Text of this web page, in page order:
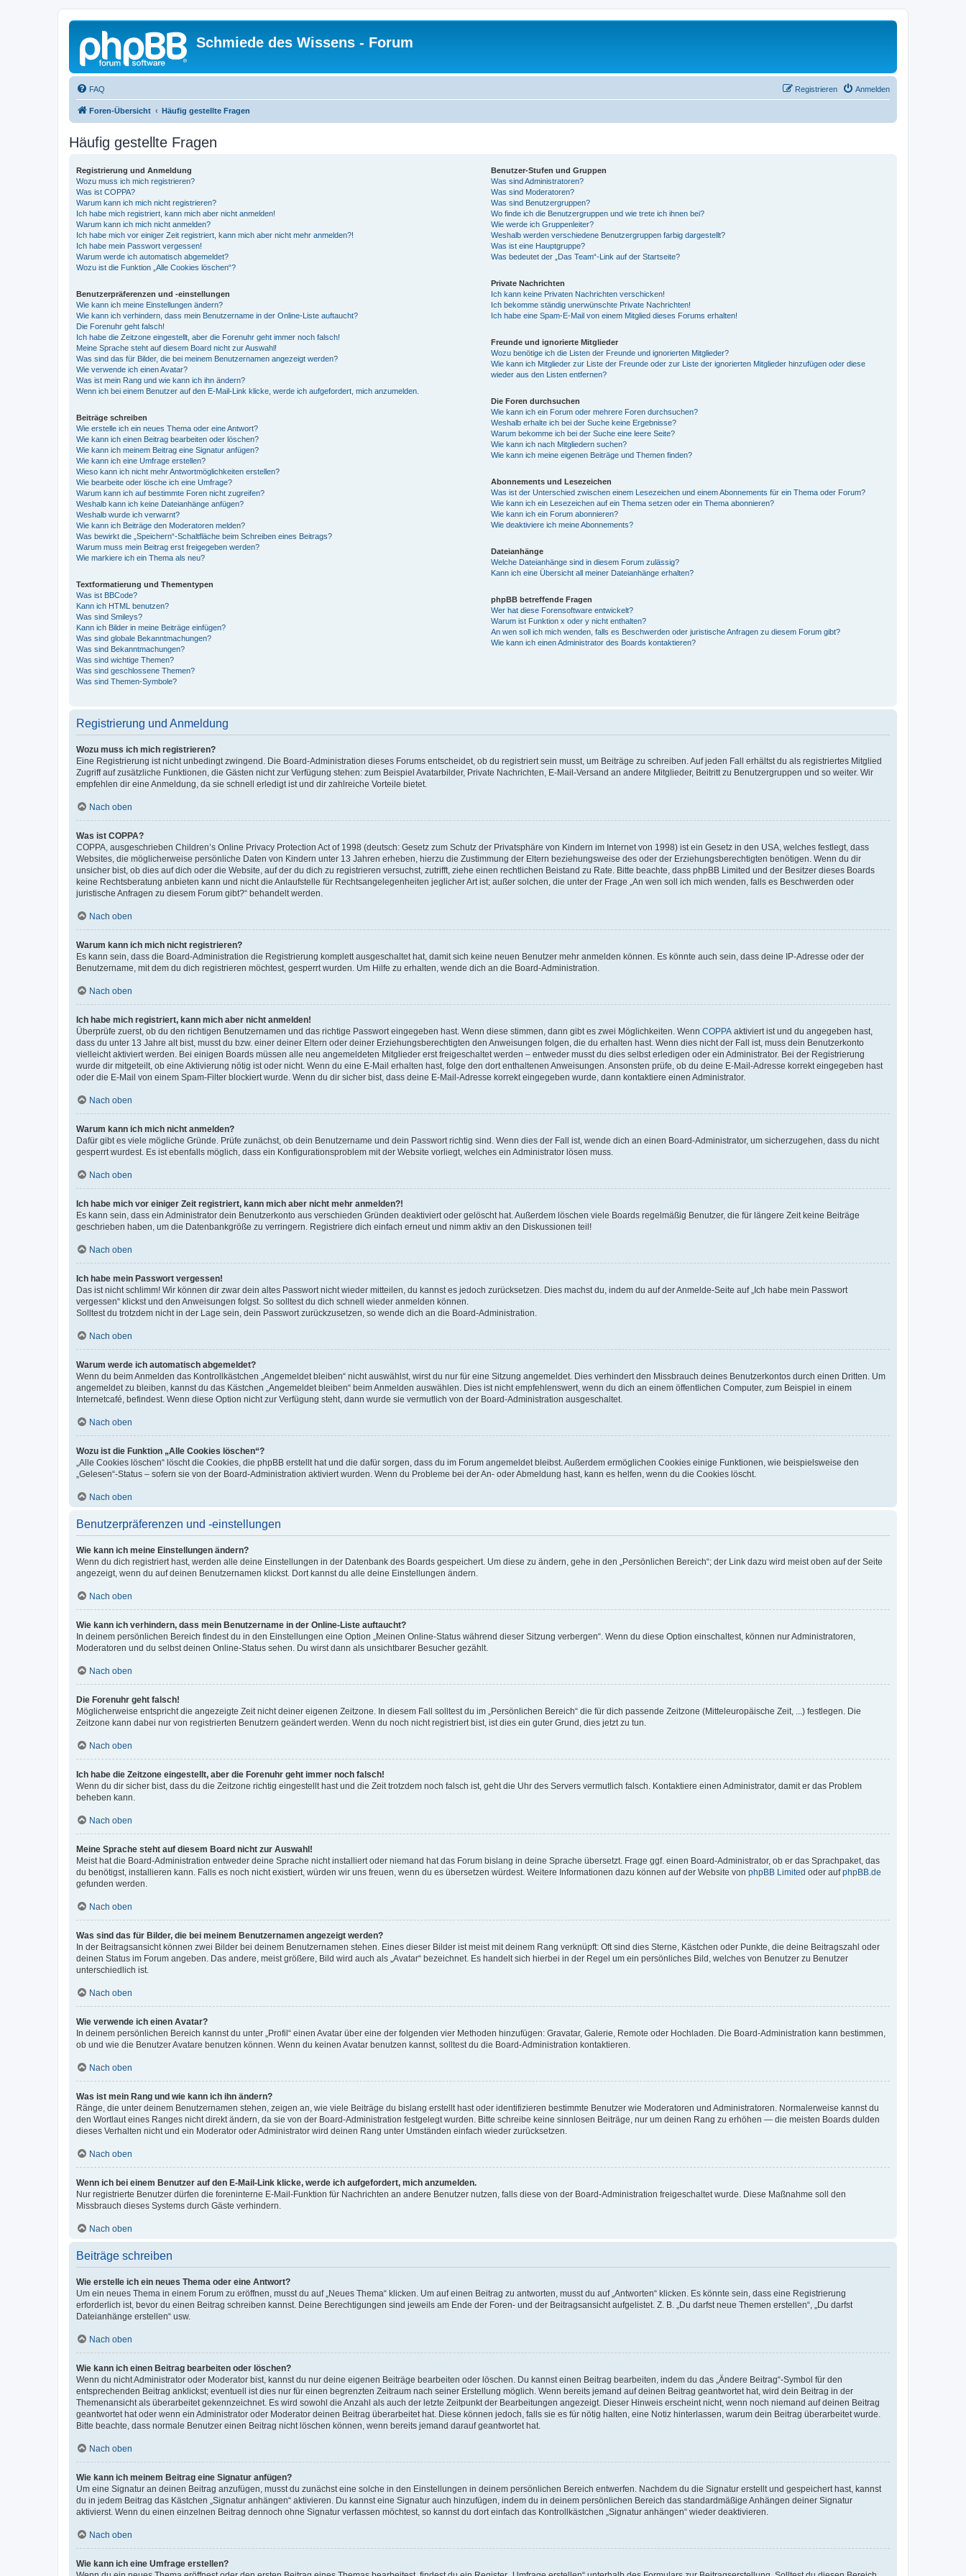
Schmiede des Wissens - Forum
FAQ Anmelden
Registrieren
Foren-Übersicht Häufig gestellte Fragen
Häufig gestellte Fragen
Registrierung und Anmeldung
Wozu muss ich mich registrieren?
Was ist COPPA?
Warum kann ich mich nicht registrieren?
Ich habe mich registriert, kann mich aber nicht anmelden!
Warum kann ich mich nicht anmelden?
Ich habe mich vor einiger Zeit registriert, kann mich aber nicht mehr anmelden?!
Ich habe mein Passwort vergessen!
Warum werde ich automatisch abgemeldet?
Wozu ist die Funktion „Alle Cookies löschen“?
Benutzerpräferenzen und -einstellungen
Wie kann ich meine Einstellungen ändern?
Wie kann ich verhindern, dass mein Benutzername in der Online-Liste auftaucht?
Die Forenuhr geht falsch!
Ich habe die Zeitzone eingestellt, aber die Forenuhr geht immer noch falsch!
Meine Sprache steht auf diesem Board nicht zur Auswahl!
Was sind das für Bilder, die bei meinem Benutzernamen angezeigt werden?
Wie verwende ich einen Avatar?
Was ist mein Rang und wie kann ich ihn ändern?
Wenn ich bei einem Benutzer auf den E-Mail-Link klicke, werde ich aufgefordert, mich anzumelden.
Beiträge schreiben
Wie erstelle ich ein neues Thema oder eine Antwort?
Wie kann ich einen Beitrag bearbeiten oder löschen?
Wie kann ich meinem Beitrag eine Signatur anfügen?
Wie kann ich eine Umfrage erstellen?
Wieso kann ich nicht mehr Antwortmöglichkeiten erstellen?
Wie bearbeite oder lösche ich eine Umfrage?
Warum kann ich auf bestimmte Foren nicht zugreifen?
Weshalb kann ich keine Dateianhänge anfügen?
Weshalb wurde ich verwarnt?
Wie kann ich Beiträge den Moderatoren melden?
Was bewirkt die „Speichern“-Schaltfläche beim Schreiben eines Beitrags?
Warum muss mein Beitrag erst freigegeben werden?
Wie markiere ich ein Thema als neu?
Textformatierung und Thementypen
Was ist BBCode?
Kann ich HTML benutzen?
Was sind Smileys?
Kann ich Bilder in meine Beiträge einfügen?
Was sind globale Bekanntmachungen?
Was sind Bekanntmachungen?
Was sind wichtige Themen?
Was sind geschlossene Themen?
Was sind Themen-Symbole?
Benutzer-Stufen und Gruppen
Was sind Administratoren?
Was sind Moderatoren?
Was sind Benutzergruppen?
Wo finde ich die Benutzergruppen und wie trete ich ihnen bei?
Wie werde ich Gruppenleiter?
Weshalb werden verschiedene Benutzergruppen farbig dargestellt?
Was ist eine Hauptgruppe?
Was bedeutet der „Das Team“-Link auf der Startseite?
Private Nachrichten
Ich kann keine Privaten Nachrichten verschicken!
Ich bekomme ständig unerwünschte Private Nachrichten!
Ich habe eine Spam-E-Mail von einem Mitglied dieses Forums erhalten!
Freunde und ignorierte Mitglieder
Wozu benötige ich die Listen der Freunde und ignorierten Mitglieder?
Wie kann ich Mitglieder zur Liste der Freunde oder zur Liste der ignorierten Mitglieder hinzufügen oder diese
wieder aus den Listen entfernen?
Die Foren durchsuchen
Wie kann ich ein Forum oder mehrere Foren durchsuchen?
Weshalb erhalte ich bei der Suche keine Ergebnisse?
Warum bekomme ich bei der Suche eine leere Seite?
Wie kann ich nach Mitgliedern suchen?
Wie kann ich meine eigenen Beiträge und Themen finden?
Abonnements und Lesezeichen
Was ist der Unterschied zwischen einem Lesezeichen und einem Abonnements für ein Thema oder Forum?
Wie kann ich ein Lesezeichen auf ein Thema setzen oder ein Thema abonnieren?
Wie kann ich ein Forum abonnieren?
Wie deaktiviere ich meine Abonnements?
Dateianhänge
Welche Dateianhänge sind in diesem Forum zulässig?
Kann ich eine Übersicht all meiner Dateianhänge erhalten?
phpBB betreffende Fragen
Wer hat diese Forensoftware entwickelt?
Warum ist Funktion x oder y nicht enthalten?
An wen soll ich mich wenden, falls es Beschwerden oder juristische Anfragen zu diesem Forum gibt?
Wie kann ich einen Administrator des Boards kontaktieren?
Registrierung und Anmeldung
Wozu muss ich mich registrieren?
Eine Registrierung ist nicht unbedingt zwingend. Die Board-Administration dieses Forums entscheidet, ob du registriert sein musst, um Beiträge zu schreiben. Auf jeden Fall erhältst du als registriertes Mitglied
Zugriff auf zusätzliche Funktionen, die Gästen nicht zur Verfügung stehen: zum Beispiel Avatarbilder, Private Nachrichten, E-Mail-Versand an andere Mitglieder, Beitritt zu Benutzergruppen und so weiter. Wir
empfehlen dir eine Anmeldung, da sie schnell erledigt ist und dir zahlreiche Vorteile bietet.
Nach oben
Was ist COPPA?
COPPA, ausgeschrieben Children’s Online Privacy Protection Act of 1998 (deutsch: Gesetz zum Schutz der Privatsphäre von Kindern im Internet von 1998) ist ein Gesetz in den USA, welches festlegt, dass
Websites, die möglicherweise persönliche Daten von Kindern unter 13 Jahren erheben, hierzu die Zustimmung der Eltern beziehungsweise des oder der Erziehungsberechtigten benötigen. Wenn du dir
unsicher bist, ob dies auf dich oder die Website, auf der du dich zu registrieren versuchst, zutrifft, ziehe einen rechtlichen Beistand zu Rate. Bitte beachte, dass phpBB Limited und der Besitzer dieses Boards
keine Rechtsberatung anbieten kann und nicht die Anlaufstelle für Rechtsangelegenheiten jeglicher Art ist; außer solchen, die unter der Frage „An wen soll ich mich wenden, falls es Beschwerden oder
juristische Anfragen zu diesem Forum gibt?“ behandelt werden.
Nach oben
Warum kann ich mich nicht registrieren?
Es kann sein, dass die Board-Administration die Registrierung komplett ausgeschaltet hat, damit sich keine neuen Benutzer mehr anmelden können. Es könnte auch sein, dass deine IP-Adresse oder der
Benutzername, mit dem du dich registrieren möchtest, gesperrt wurden. Um Hilfe zu erhalten, wende dich an die Board-Administration.
Nach oben
Ich habe mich registriert, kann mich aber nicht anmelden!
Überprüfe zuerst, ob du den richtigen Benutzernamen und das richtige Passwort eingegeben hast. Wenn diese stimmen, dann gibt es zwei Möglichkeiten. Wenn COPPA aktiviert ist und du angegeben hast,
dass du unter 13 Jahre alt bist, musst du bzw. einer deiner Eltern oder deiner Erziehungsberechtigten den Anweisungen folgen, die du erhalten hast. Wenn dies nicht der Fall ist, muss dein Benutzerkonto
vielleicht aktiviert werden. Bei einigen Boards müssen alle neu angemeldeten Mitglieder erst freigeschaltet werden – entweder musst du dies selbst erledigen oder ein Administrator. Bei der Registrierung
wurde dir mitgeteilt, ob eine Aktivierung nötig ist oder nicht. Wenn du eine E-Mail erhalten hast, folge den dort enthaltenen Anweisungen. Ansonsten prüfe, ob du deine E-Mail-Adresse korrekt eingegeben hast
oder die E-Mail von einem Spam-Filter blockiert wurde. Wenn du dir sicher bist, dass deine E-Mail-Adresse korrekt eingegeben wurde, dann kontaktiere einen Administrator.
Nach oben
Warum kann ich mich nicht anmelden?
Dafür gibt es viele mögliche Gründe. Prüfe zunächst, ob dein Benutzername und dein Passwort richtig sind. Wenn dies der Fall ist, wende dich an einen Board-Administrator, um sicherzugehen, dass du nicht
gesperrt wurdest. Es ist ebenfalls möglich, dass ein Konfigurationsproblem mit der Website vorliegt, welches ein Administrator lösen muss.
Nach oben
Ich habe mich vor einiger Zeit registriert, kann mich aber nicht mehr anmelden?!
Es kann sein, dass ein Administrator dein Benutzerkonto aus verschieden Gründen deaktiviert oder gelöscht hat. Außerdem löschen viele Boards regelmäßig Benutzer, die für längere Zeit keine Beiträge
geschrieben haben, um die Datenbankgröße zu verringern. Registriere dich einfach erneut und nimm aktiv an den Diskussionen teil!
Nach oben
Ich habe mein Passwort vergessen!
Das ist nicht schlimm! Wir können dir zwar dein altes Passwort nicht wieder mitteilen, du kannst es jedoch zurücksetzen. Dies machst du, indem du auf der Anmelde-Seite auf „Ich habe mein Passwort
vergessen“ klickst und den Anweisungen folgst. So solltest du dich schnell wieder anmelden können.
Solltest du trotzdem nicht in der Lage sein, dein Passwort zurückzusetzen, so wende dich an die Board-Administration.
Nach oben
Warum werde ich automatisch abgemeldet?
Wenn du beim Anmelden das Kontrollkästchen „Angemeldet bleiben“ nicht auswählst, wirst du nur für eine Sitzung angemeldet. Dies verhindert den Missbrauch deines Benutzerkontos durch einen Dritten. Um
angemeldet zu bleiben, kannst du das Kästchen „Angemeldet bleiben“ beim Anmelden auswählen. Dies ist nicht empfehlenswert, wenn du dich an einem öffentlichen Computer, zum Beispiel in einem
Internetcafé, befindest. Wenn diese Option nicht zur Verfügung steht, dann wurde sie vermutlich von der Board-Administration ausgeschaltet.
Nach oben
Wozu ist die Funktion „Alle Cookies löschen“?
„Alle Cookies löschen“ löscht die Cookies, die phpBB erstellt hat und die dafür sorgen, dass du im Forum angemeldet bleibst. Außerdem ermöglichen Cookies einige Funktionen, wie beispielsweise den
„Gelesen“-Status – sofern sie von der Board-Administration aktiviert wurden. Wenn du Probleme bei der An- oder Abmeldung hast, kann es helfen, wenn du die Cookies löscht.
Nach oben
Benutzerpräferenzen und -einstellungen
Wie kann ich meine Einstellungen ändern?
Wenn du dich registriert hast, werden alle deine Einstellungen in der Datenbank des Boards gespeichert. Um diese zu ändern, gehe in den „Persönlichen Bereich“; der Link dazu wird meist oben auf der Seite
angezeigt, wenn du auf deinen Benutzernamen klickst. Dort kannst du alle deine Einstellungen ändern.
Nach oben
Wie kann ich verhindern, dass mein Benutzername in der Online-Liste auftaucht?
In deinem persönlichen Bereich findest du in den Einstellungen eine Option „Meinen Online-Status während dieser Sitzung verbergen“. Wenn du diese Option einschaltest, können nur Administratoren,
Moderatoren und du selbst deinen Online-Status sehen. Du wirst dann als unsichtbarer Besucher gezählt.
Nach oben
Die Forenuhr geht falsch!
Möglicherweise entspricht die angezeigte Zeit nicht deiner eigenen Zeitzone. In diesem Fall solltest du im „Persönlichen Bereich“ die für dich passende Zeitzone (Mitteleuropäische Zeit, ...) festlegen. Die
Zeitzone kann dabei nur von registrierten Benutzern geändert werden. Wenn du noch nicht registriert bist, ist dies ein guter Grund, dies jetzt zu tun.
Nach oben
Ich habe die Zeitzone eingestellt, aber die Forenuhr geht immer noch falsch!
Wenn du dir sicher bist, dass du die Zeitzone richtig eingestellt hast und die Zeit trotzdem noch falsch ist, geht die Uhr des Servers vermutlich falsch. Kontaktiere einen Administrator, damit er das Problem
beheben kann.
Nach oben
Meine Sprache steht auf diesem Board nicht zur Auswahl!
Meist hat die Board-Administration entweder deine Sprache nicht installiert oder niemand hat das Forum bislang in deine Sprache übersetzt. Frage ggf. einen Board-Administrator, ob er das Sprachpaket, das
du benötigst, installieren kann. Falls es noch nicht existiert, würden wir uns freuen, wenn du es übersetzen würdest. Weitere Informationen dazu können auf der Website von phpBB Limited oder aufphpBB.de
gefunden werden.
Nach oben
Was sind das für Bilder, die bei meinem Benutzernamen angezeigt werden?
In der Beitragsansicht können zwei Bilder bei deinem Benutzernamen stehen. Eines dieser Bilder ist meist mit deinem Rang verknüpft: Oft sind dies Sterne, Kästchen oder Punkte, die deine Beitragszahl oder
deinen Status im Forum angeben. Das andere, meist größere, Bild wird auch als „Avatar“ bezeichnet. Es handelt sich hierbei in der Regel um ein persönliches Bild, welches von Benutzer zu Benutzer
unterschiedlich ist.
Nach oben
Wie verwende ich einen Avatar?
In deinem persönlichen Bereich kannst du unter „Profil“ einen Avatar über eine der folgenden vier Methoden hinzufügen: Gravatar, Galerie, Remote oder Hochladen. Die Board-Administration kann bestimmen,
ob und wie die Benutzer Avatare benutzen können. Wenn du keinen Avatar benutzen kannst, solltest du die Board-Administration kontaktieren.
Nach oben
Was ist mein Rang und wie kann ich ihn ändern?
Ränge, die unter deinem Benutzernamen stehen, zeigen an, wie viele Beiträge du bislang erstellt hast oder identifizieren bestimmte Benutzer wie Moderatoren und Administratoren. Normalerweise kannst du
den Wortlaut eines Ranges nicht direkt ändern, da sie von der Board-Administration festgelegt wurden. Bitte schreibe keine sinnlosen Beiträge, nur um deinen Rang zu erhöhen — die meisten Boards dulden
dieses Verhalten nicht und ein Moderator oder Administrator wird deinen Rang unter Umständen einfach wieder zurücksetzen.
Nach oben
Wenn ich bei einem Benutzer auf den E-Mail-Link klicke, werde ich aufgefordert, mich anzumelden.
Nur registrierte Benutzer dürfen die foreninterne E-Mail-Funktion für Nachrichten an andere Benutzer nutzen, falls diese von der Board-Administration freigeschaltet wurde. Diese Maßnahme soll den
Missbrauch dieses Systems durch Gäste verhindern.
Nach oben
Beiträge schreiben
Wie erstelle ich ein neues Thema oder eine Antwort?
Um ein neues Thema in einem Forum zu eröffnen, musst du auf „Neues Thema“ klicken. Um auf einen Beitrag zu antworten, musst du auf „Antworten“ klicken. Es könnte sein, dass eine Registrierung
erforderlich ist, bevor du einen Beitrag schreiben kannst. Deine Berechtigungen sind jeweils am Ende der Foren- und der Beitragsansicht aufgelistet. Z. B. „Du darfst neue Themen erstellen“, „Du darfst
Dateianhänge erstellen“ usw.
Nach oben
Wie kann ich einen Beitrag bearbeiten oder löschen?
Wenn du nicht Administrator oder Moderator bist, kannst du nur deine eigenen Beiträge bearbeiten oder löschen. Du kannst einen Beitrag bearbeiten, indem du das „Ändere Beitrag“-Symbol für den
entsprechenden Beitrag anklickst; eventuell ist dies nur für einen begrenzten Zeitraum nach seiner Erstellung möglich. Wenn bereits jemand auf deinen Beitrag geantwortet hat, wird dein Beitrag in der
Themenansicht als überarbeitet gekennzeichnet. Es wird sowohl die Anzahl als auch der letzte Zeitpunkt der Bearbeitungen angezeigt. Dieser Hinweis erscheint nicht, wenn noch niemand auf deinen Beitrag
geantwortet hat oder wenn ein Administrator oder Moderator deinen Beitrag überarbeitet hat. Diese können jedoch, falls sie es für nötig halten, eine Notiz hinterlassen, warum dein Beitrag überarbeitet wurde.
Bitte beachte, dass normale Benutzer einen Beitrag nicht löschen können, wenn bereits jemand darauf geantwortet hat.
Nach oben
Wie kann ich meinem Beitrag eine Signatur anfügen?
Um eine Signatur an deinen Beitrag anzufügen, musst du zunächst eine solche in den Einstellungen in deinem persönlichen Bereich entwerfen. Nachdem du die Signatur erstellt und gespeichert hast, kannst
du in jedem Beitrag das Kästchen „Signatur anhängen“ aktivieren. Du kannst eine Signatur auch hinzufügen, indem du in deinem persönlichen Bereich das standardmäßige Anhängen deiner Signatur
aktivierst. Wenn du einen einzelnen Beitrag dennoch ohne Signatur verfassen möchtest, so kannst du dort einfach das Kontrollkästchen „Signatur anhängen“ wieder deaktivieren.
Nach oben
Wie kann ich eine Umfrage erstellen?